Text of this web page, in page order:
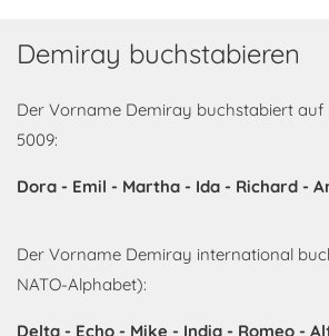
Demiray buchstabieren
Der Vorname Demiray buchstabiert auf
5009:
Dora - Emil - Martha - Ida - Richard -
Der Vorname Demiray international
NATO-Alphabet):
Delta - Echo - Mike - India - Romeo -